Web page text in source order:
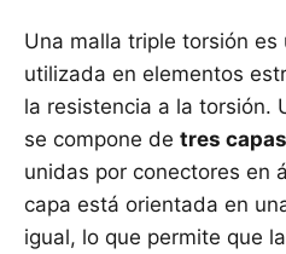
Una malla triple torsión es
utilizada en elementos
la resistencia a la torsión.
se compone de tres
unidas por conectores en
capa está orientada en
igual, lo que permite que